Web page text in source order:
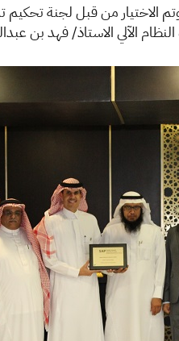
الاختيار من قبل لجنة
الآلي الاستاذ/ فهد بن